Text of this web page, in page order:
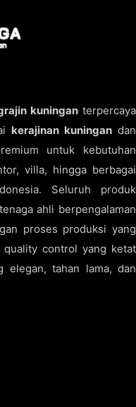
kuninganterpercaya
kerajinan kuningandan
untuk kebutuhan
villa, hingga berbagai
Seluruh produk
ahli berpengalaman
proses produksi yang
control yang ketat
elegan, tahan lama, dan